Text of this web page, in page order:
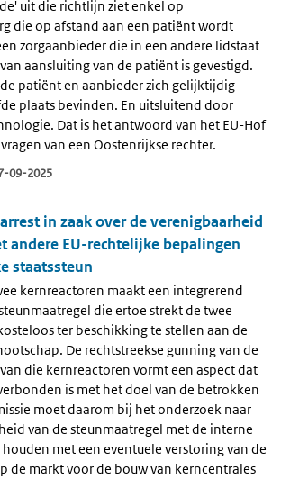
uit die richtlijn ziet enkel op
die op afstand aan een patiënt wordt
zorgaanbieder die in een andere lidstaat
aansluiting van de patiënt is gevestigd.
patiënt en aanbieder zich gelijktijdig
plaats bevinden. En uitsluitend door
Dat is het antwoord van het EU-Hof
van een Oostenrijkse rechter.
09-2025
in zaak over de verenigbaarheid
andere EU-rechtelijke bepalingen
staatssteun
kernreactoren maakt een integrerend
die ertoe strekt de twee
ter beschikking te stellen aan de
De rechtstreekse gunning van de
die kernreactoren vormt een aspect dat
is met het doel van de betrokken
moet daarom bij het onderzoek naar
van de steunmaatregel met de interne
met een eventuele verstoring van de
de markt voor de bouw van kerncentrales